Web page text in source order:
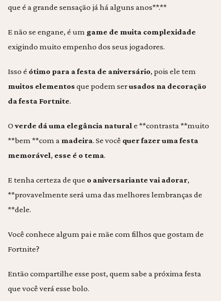
que é a grande sensação já há alguns anos**.**
E não se engane, é um game de muita complexidade
exigindo muito empenho dos seus jogadores.
Isso é ótimo para a festa de aniversário, pois ele tem
muitos elementos que podem serusados na decoração
da festa Fortnite.
O verde dá uma elegância naturale **contrasta **muito
**bem **com a madeira. Se você quer fazer uma festa
memorável, esse é o tema.
E tenha certeza de que o aniversariante vai adorar,
**provavelmente será uma das melhores lembranças de
**dele.
Você conhece algum pai e mãe com filhos que gostam de
Fortnite?
Então compartilhe esse post, quem sabe a próxima festa
que você verá esse bolo.